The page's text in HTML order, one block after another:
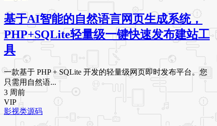
基于AI智能的自然语言网页生成系统，
PHP+SQLite轻量级一键快速发布建站工
具
一款基于 PHP + SQLite 开发的轻量级网页即时发布平台。您
只需用自然语...
3 周前
VIP
影视类源码